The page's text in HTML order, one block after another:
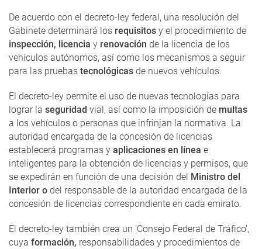
De acuerdo con el decreto-ley federal, una resolución del
Gabinete determinará los requisitos y el procedimiento de
inspección, licencia y renovación de la licencia de los
vehículos autónomos, así como los mecanismos a seguir
para las pruebas tecnológicas de nuevos vehículos.
El decreto-ley permite el uso de nuevas tecnologías para
lograr la seguridad vial, así como la imposición de multas
a los vehículos o personas que infrinjan la normativa. La
autoridad encargada de la concesión de licencias
establecerá programas y aplicaciones en línea e
inteligentes para la obtención de licencias y permisos, que
se expedirán en función de una decisión del Ministro del
Interior o del responsable de la autoridad encargada de la
concesión de licencias correspondiente en cada emirato.
El decreto-ley también crea un 'Consejo Federal de Tráfico',
cuya formación, responsabilidades y procedimientos de